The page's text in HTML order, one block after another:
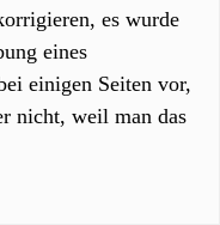
es wurde
eines
einigen Seiten vor,
nicht, weil man das